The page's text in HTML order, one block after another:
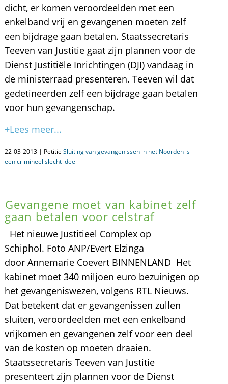
dicht, er komen veroordeelden met een
enkelband vrij en gevangenen moeten zelf
een bijdrage gaan betalen. Staatssecretaris
Teeven van Justitie gaat zijn plannen voor de
Dienst Justitiële Inrichtingen (DJI) vandaag in
de ministerraad presenteren. Teeven wil dat
gedetineerden zelf een bijdrage gaan betalen
voor hun gevangenschap.
+Lees meer...
22-03-2013 | Petitie Sluiting van gevangenissen in het Noorden is
een crimineel slecht idee
Gevangene moet van kabinet zelf
gaan betalen voor celstraf
Het nieuwe Justitieel Complex op
Schiphol. Foto ANP/Evert Elzinga
door Annemarie Coevert BINNENLAND Het
kabinet moet 340 miljoen euro bezuinigen op
het gevangeniswezen, volgens RTL Nieuws.
Dat betekent dat er gevangenissen zullen
sluiten, veroordeelden met een enkelband
vrijkomen en gevangenen zelf voor een deel
van de kosten op moeten draaien.
Staatssecretaris Teeven van Justitie
presenteert zijn plannen voor de Dienst